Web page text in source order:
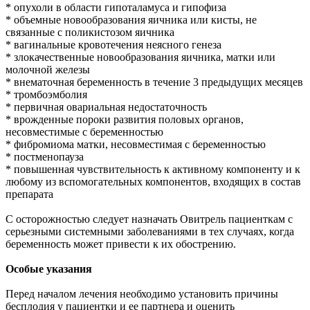
* опухоли в области гипоталамуса и гипофиза
* объемные новообразования яичника или кисты, не
связанные с поликистозом яичника
* вагинальные кровотечения неясного генеза
* злокачественные новообразования яичника, матки или
молочной железы
* внематочная беременность в течение 3 предыдущих месяцев
* тромбоэмболия
* первичная овариальная недостаточность
* врожденные пороки развития половых органов,
несовместимые с беременностью
* фибромиома матки, несовместимая с беременностью
* постменопауза
* повышенная чувствительность к активному компоненту и к
любому из вспомогательных компонентов, входящих в состав
препарата
С осторожностью следует назначать Овитрель пациенткам с
серьезными системными заболеваниями в тех случаях, когда
беременность может привести к их обострению.
Особые указания
Перед началом лечения необходимо установить причины
бесплодия у пациентки и ее партнера и оценить